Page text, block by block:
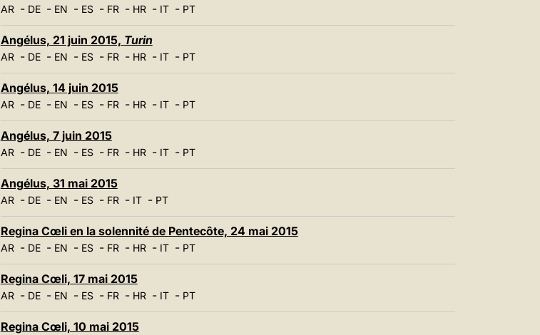
AR- DE- EN - ES- FR- HR- IT- PT
Angélus, 21 juin 2015, Turin
AR- DE- EN - ES- FR- HR- IT- PT
Angélus, 14 juin 2015
AR- DE- EN - ES- FR- HR- IT- PT
Angélus, 7 juin 2015
AR- DE- EN - ES- FR- HR- IT- PT
Angélus, 31 mai 2015
AR- DE- EN - ES- FR- IT- PT
Regina Cœli en la solennité de Pentecôte, 24 mai 2015
AR- DE- EN - ES- FR- HR- IT- PT
Regina Cœli, 17 mai 2015
AR- DE- EN - ES- FR- HR- IT- PT
Regina Cœli, 10 mai 2015